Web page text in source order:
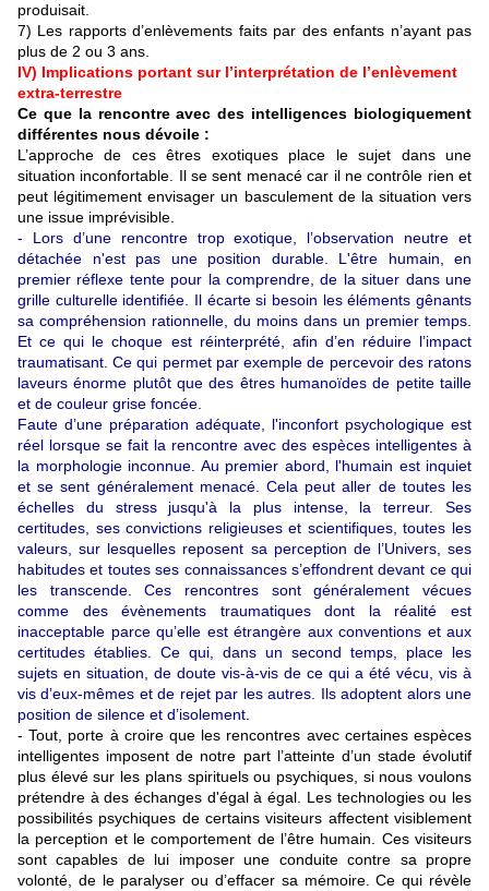
produisait.
7) Les rapports d’enlèvements faits par des enfants n’ayant pas
plus de 2 ou 3 ans.
IV) Implications portant sur l’interprétation de l’enlèvement
extra-terrestre
Ce que la rencontre avec des intelligences biologiquement
différentes nous dévoile :
L’approche de ces êtres exotiques place le sujet dans une
situation inconfortable. Il se sent menacé car il ne contrôle rien et
peut légitimement envisager un basculement de la situation vers
une issue imprévisible.
- Lors d’une rencontre trop exotique, l’observation neutre et
détachée n'est pas une position durable. L'être humain, en
premier réflexe tente pour la comprendre, de la situer dans une
grille culturelle identifiée. Il écarte si besoin les éléments gênants
sa compréhension rationnelle, du moins dans un premier temps.
Et ce qui le choque est réinterprété, afin d’en réduire l’impact
traumatisant. Ce qui permet par exemple de percevoir des ratons
laveurs énorme plutôt que des êtres humanoïdes de petite taille
et de couleur grise foncée.
Faute d’une préparation adéquate, l'inconfort psychologique est
réel lorsque se fait la rencontre avec des espèces intelligentes à
la morphologie inconnue. Au premier abord, l'humain est inquiet
et se sent généralement menacé. Cela peut aller de toutes les
échelles du stress jusqu'à la plus intense, la terreur. Ses
certitudes, ses convictions religieuses et scientifiques, toutes les
valeurs, sur lesquelles reposent sa perception de l’Univers, ses
habitudes et toutes ses connaissances s’effondrent devant ce qui
les transcende. Ces rencontres sont généralement vécues
comme des évènements traumatiques dont la réalité est
inacceptable parce qu’elle est étrangère aux conventions et aux
certitudes établies. Ce qui, dans un second temps, place les
sujets en situation, de doute vis-à-vis de ce qui a été vécu, vis à
vis d’eux-mêmes et de rejet par les autres. Ils adoptent alors une
position de silence et d’isolement.
- Tout, porte à croire que les rencontres avec certaines espèces
intelligentes imposent de notre part l’atteinte d’un stade évolutif
plus élevésur les plans spirituels ou psychiques, si nous voulons
prétendre à des échanges d'égal à égal. Les technologies ou les
possibilités psychiques de certains visiteurs affectent visiblement
la perception et le comportement de l’être humain. Ces visiteurs
sont capables de lui imposer une conduite contre sa propre
volonté, de le paralyser ou d’effacer sa mémoire. Ce qui révèle